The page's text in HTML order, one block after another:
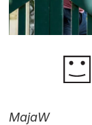
MajaW